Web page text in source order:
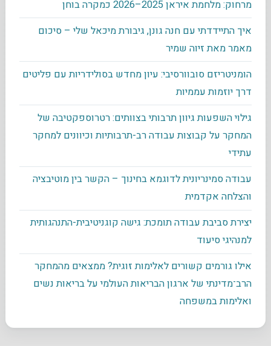
מרחוק: מלחמת איראן 2025–2026 כמקרה בוחן
איך התיידדתי עם חנה גונן, גיבורת מיכאל שלי – סיכום
מאמר מאת זיוה שמיר
הומניטריזם סובוורסיבי: עיון מחדש בסולידריות עם פליטים
דרך יוזמות עממיות
גילוי השפעות גיוון תרבותי בצוותים: רטרוספקטיבה של
המחקר על קבוצות עבודה רב-תרבותיות וכיוונים למחקר
עתידי
עבודה סמינריונית לדוגמא בחינוך – הקשר בין מוטיבציה
והצלחה אקדמית
יצירת סביבת עבודה תומכת: גישה קוגניטיבית-התנהגותית
למנהיגי סיעוד
אילו גורמים קשורים לאלימות זוגית? ממצאים מהמחקר
הרב־מדינתי של ארגון הבריאות העולמי על בריאות נשים
ואלימות במשפחה